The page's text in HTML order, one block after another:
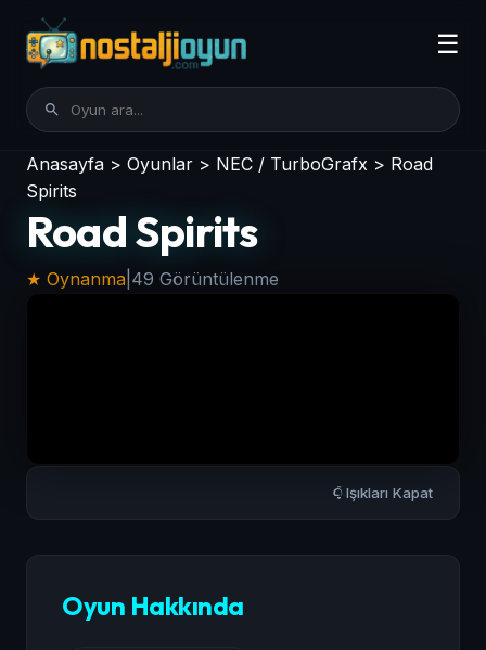
☰
Anasayfa > Oyunlar > NEC / TurboGrafx > Road
Spirits
Road Spirits
★ Oynanma 49 Görüntülenme
Işıkları Kapat
Oyun Hakkında